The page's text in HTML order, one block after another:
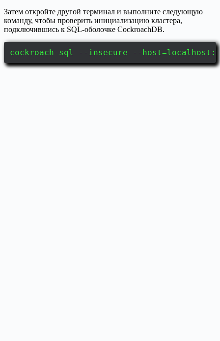
Затем откройте другой терминал и выполните следующую
команду, чтобы проверить инициализацию кластера,
подключившись к SQL-оболочке CockroachDB.
cockroach sql --insecure --